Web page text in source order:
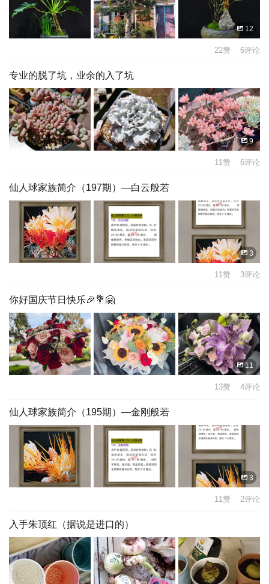
12
22赞 6评论
专业的脱了坑，业余的入了坑
9
11赞 6评论
仙人球家族简介（197期）—白云般若
3
11赞 3评论
你好国庆节日快乐🎉💐🤗
11
13赞 4评论
仙人球家族简介（195期）—金刚般若
3
11赞 2评论
入手朱顶红（据说是进口的）